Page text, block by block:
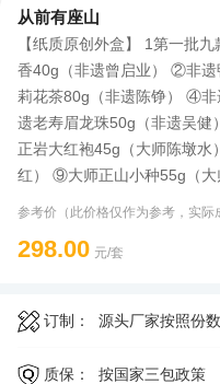
从前有座山
【纸质原创外盒】 1第一批
香40g（非遗曾启业） ②非
莉花茶80g（非遗陈铮） ④
遗老寿眉龙珠50g（非遗吴
正岩大红袍45g（大师陈墩
红） ⑨大师正山小种55g（大
参考价（此价格仅作为参考，实际
298.00 元/套
订制： 源头厂家按照份
质保： 按国家三包政策